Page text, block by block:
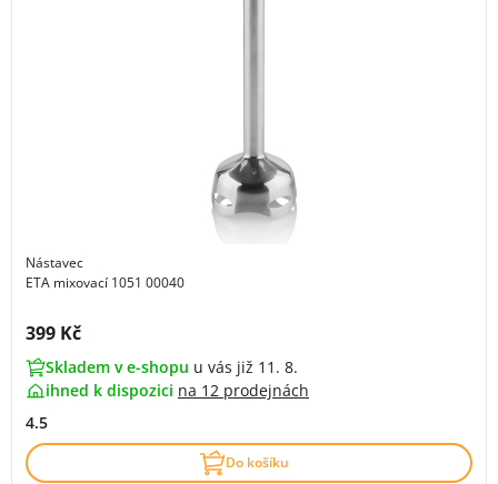
Nástavec
ETA mixovací 1051 00040
Cena s DPH:
399 Kč
Skladem v e-shopu u vás již 11. 8.
ihned k dispozici na 12 prodejnách
4.5
Do košíku